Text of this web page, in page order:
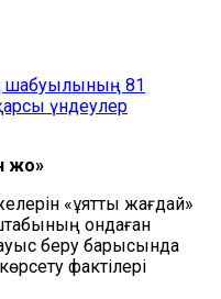
шабуылының 81
үндеулер
жоқ»
«ұятты жағдай»
ондаған
беру барысында
фактілері